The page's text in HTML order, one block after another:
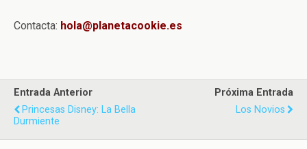
Contacta: hola@planetacookie.es
Entrada Anterior
Princesas Disney: La Bella
Durmiente
Próxima Entrada
Los Novios